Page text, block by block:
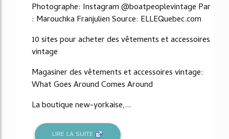
Photographe: Instagram @boatpeoplevintage Par
: Marouchka Franjulien Source: ELLEQuebec.com
10 sites pour acheter des vêtements et accessoires
vintage
Magasiner des vêtements et accessoires vintage:
What Goes Around Comes Around
La boutique new-yorkaise,...
LIRE LA SUITE